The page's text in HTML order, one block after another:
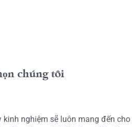
chúng tôi
kinh nghiệm sẽ luôn mang đến cho